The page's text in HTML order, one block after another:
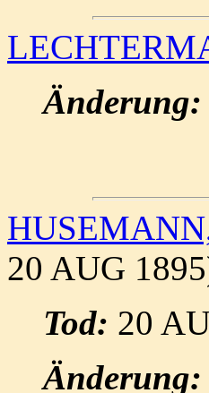
Änderung:
20 AUG
Tod: 20
Änderung: